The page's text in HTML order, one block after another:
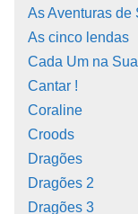
As Aventuras de
As cinco lendas
Cada Um na
Cantar !
Coraline
Croods
Dragões
Dragões 2
Dragões 3